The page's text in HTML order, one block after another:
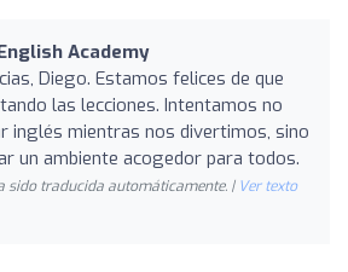
Academy
Diego. Estamos felices de que
las lecciones. Intentamos no
inglés mientras nos divertimos, sino
un ambiente acogedor para todos.
sido traducida automáticamente. | Ver texto